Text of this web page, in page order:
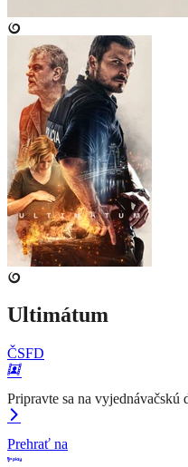
Ultimátum
ČSFD
Pripravte sa na vyjednávačskú
Prehrať na